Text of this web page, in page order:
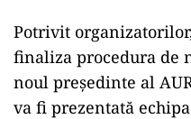
Potrivit
finaliza procedura de
noul preşedinte al
va fi prezentată